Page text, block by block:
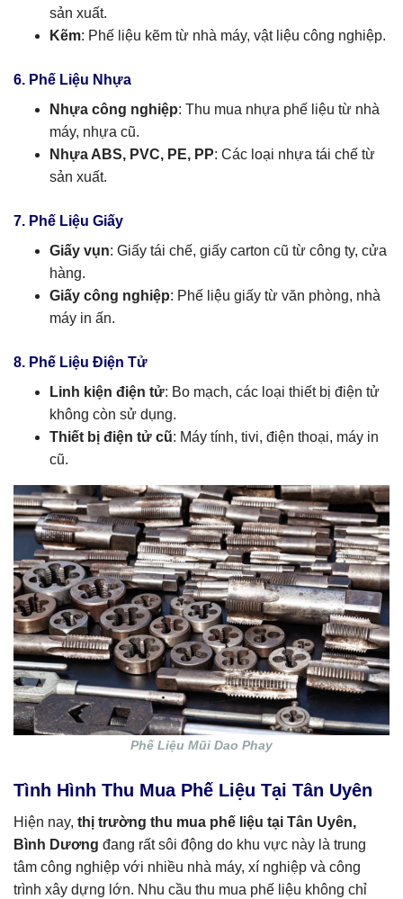
sản xuất.
Kẽm: Phế liệu kẽm từ nhà máy, vật liệu công nghiệp.
6. Phế Liệu Nhựa
Nhựa công nghiệp: Thu mua nhựa phế liệu từ nhà
máy, nhựa cũ.
Nhựa ABS, PVC, PE, PP: Các loại nhựa tái chế từ
sản xuất.
7. Phế Liệu Giấy
Giấy vụn: Giấy tái chế, giấy carton cũ từ công ty, cửa
hàng.
Giấy công nghiệp: Phế liệu giấy từ văn phòng, nhà
máy in ấn.
8. Phế Liệu Điện Tử
Linh kiện điện tử: Bo mạch, các loại thiết bị điện tử
không còn sử dụng.
Thiết bị điện tử cũ: Máy tính, tivi, điện thoại, máy in
cũ.
Phế Liệu Mũi Dao Phay
Tình Hình Thu Mua Phế Liệu Tại Tân Uyên
Hiện nay, thị trường thu mua phế liệu tại Tân Uyên,
Bình Dương đang rất sôi động do khu vực này là trung
tâm công nghiệp với nhiều nhà máy, xí nghiệp và công
trình xây dựng lớn. Nhu cầu thu mua phế liệu không chỉ